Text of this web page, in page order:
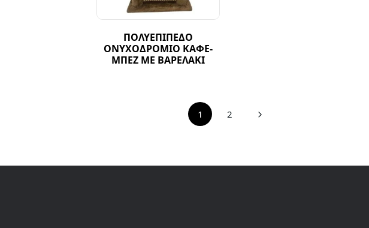
ΠΟΛΥΕΠΙΠΕΔΟ
ΟΝΥΧΟΔΡΟΜΙΟ ΚΑΦΕ-
ΜΠΕΖ ΜΕ ΒΑΡΕΛΑΚΙ
1 2